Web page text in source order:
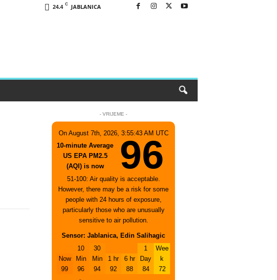
24.4 C JABLANICA
- VRIJEME -
On August 7th, 2026, 3:55:43 AM UTC
10-minute Average
US EPA PM2.5
(AQI) is now
96
51-100: Air quality is acceptable.
However, there may be a risk for some
people with 24 hours of exposure,
particularly those who are unusually
sensitive to air pollution.
Sensor: Jablanica, Edin Salihagic
Now
99
10
Min
96
30
Min
94
1 hr
92
6 hr
88
1
Day
84
Wee
k
72